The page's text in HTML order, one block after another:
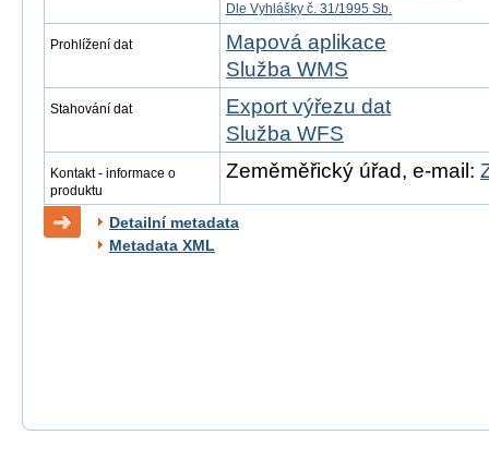
Dle Vyhlášky č. 31/1995 Sb.
Prohlížení dat
Mapová aplikace
Služba WMS
Stahování dat
Export výřezu dat
Služba WFS
Kontakt - informace o
produktu
Zeměměřický úřad, e-mail:
Detailní metadata
Metadata XML